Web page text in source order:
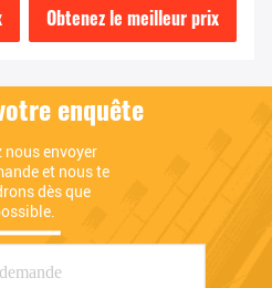
Hitachi
Obtenez le meilleur prix
enquête
nous envoyer
et nous te
dès que